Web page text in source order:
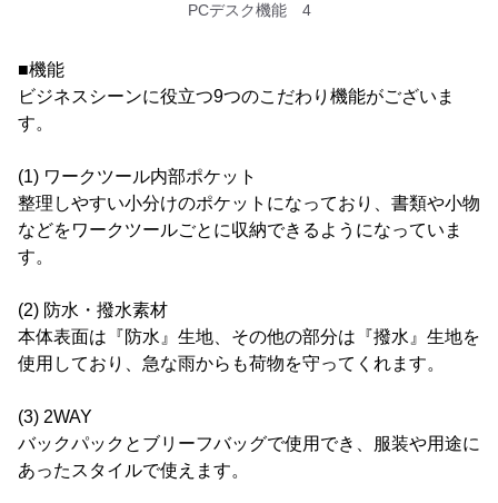
PCデスク機能 4
■機能
ビジネスシーンに役立つ9つのこだわり機能がございま
す。
(1) ワークツール内部ポケット
整理しやすい小分けのポケットになっており、書類や小物
などをワークツールごとに収納できるようになっていま
す。
(2) 防水・撥水素材
本体表面は『防水』生地、その他の部分は『撥水』生地を
使用しており、急な雨からも荷物を守ってくれます。
(3) 2WAY
バックパックとブリーフバッグで使用でき、服装や用途に
あったスタイルで使えます。